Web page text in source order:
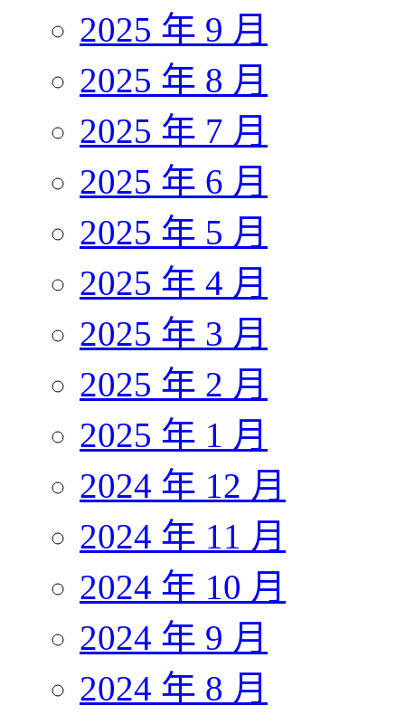
2025 年 9 月
2025 年 8 月
2025 年 7 月
2025 年 6 月
2025 年 5 月
2025 年 4 月
2025 年 3 月
2025 年 2 月
2025 年 1 月
2024 年 12 月
2024 年 11 月
2024 年 10 月
2024 年 9 月
2024 年 8 月